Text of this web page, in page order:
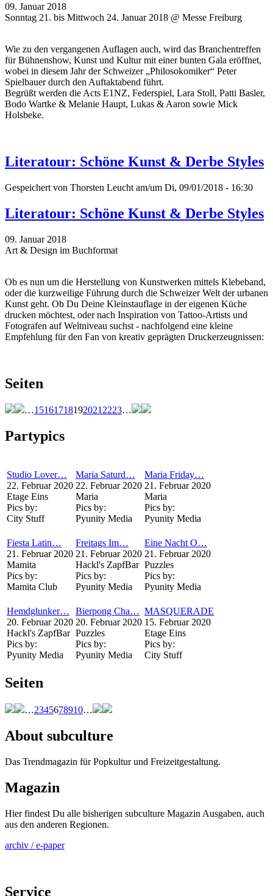
09. Januar 2018
Sonntag 21. bis Mittwoch 24. Januar 2018 @ Messe Freiburg
Wie zu den vergangenen Auflagen auch, wird das Branchentreffen
für Bühnenshow, Kunst und Kultur mit einer bunten Gala eröffnet,
wobei in diesem Jahr der Schweizer „Philosokomiker“ Peter
Spielbauer durch den Auftaktabend führt.
Begrüßt werden die Acts E1NZ, Federspiel, Lara Stoll, Patti Basler,
Bodo Wartke & Melanie Haupt, Lukas & Aaron sowie Mick
Holsbeke.
Literatour: Schöne Kunst & Derbe Styles
Gespeichert von Thorsten Leucht am/um Di, 09/01/2018 - 16:30
Literatour: Schöne Kunst & Derbe Styles
09. Januar 2018
Art & Design im Buchformat
Ob es nun um die Herstellung von Kunstwerken mittels Klebeband,
oder die kurzweilige Führung durch die Schweizer Welt der urbanen
Kunst geht. Ob Du Deine Kleinstauflage in der eigenen Küche
drucken möchtest, oder nach Inspiration von Tattoo-Artists und
Fotografen auf Weltniveau suchst - nachfolgend eine kleine
Empfehlung für den Fan von kreativ geprägten Druckerzeugnissen:
Seiten
…151617181920212223…
Partypics
Studio Lover…
22. Februar 2020
Etage Eins
Pics by:
City Stuff
Maria Saturd…
22. Februar 2020
Maria
Pics by:
Pyunity Media
Maria Friday…
21. Februar 2020
Maria
Pics by:
Pyunity Media
Fiesta Latin…
21. Februar 2020
Mamita
Pics by:
Mamita Club
Freitags Im…
21. Februar 2020
Hackl's ZapfBar
Pics by:
Pyunity Media
Eine Nacht O…
21. Februar 2020
Puzzles
Pics by:
Pyunity Media
Hemdglunker…
20. Februar 2020
Hackl's ZapfBar
Pics by:
Pyunity Media
Bierpong Cha…
20. Februar 2020
Puzzles
Pics by:
Pyunity Media
MASQUERADE
15. Februar 2020
Etage Eins
Pics by:
City Stuff
Seiten
…2345678910…
About subculture
Das Trendmagazin für Popkultur und Freizeitgestaltung.
Magazin
Hier findest Du alle bisherigen subculture Magazin Ausgaben, auch
aus den anderen Regionen.
archiv / e-paper
Service